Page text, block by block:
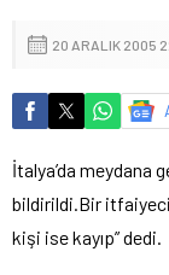
20 ARALIK 2005
İtalya’da meydana
bildirildi. Bir itfaiyeci
kişi ise kayıp” dedi.